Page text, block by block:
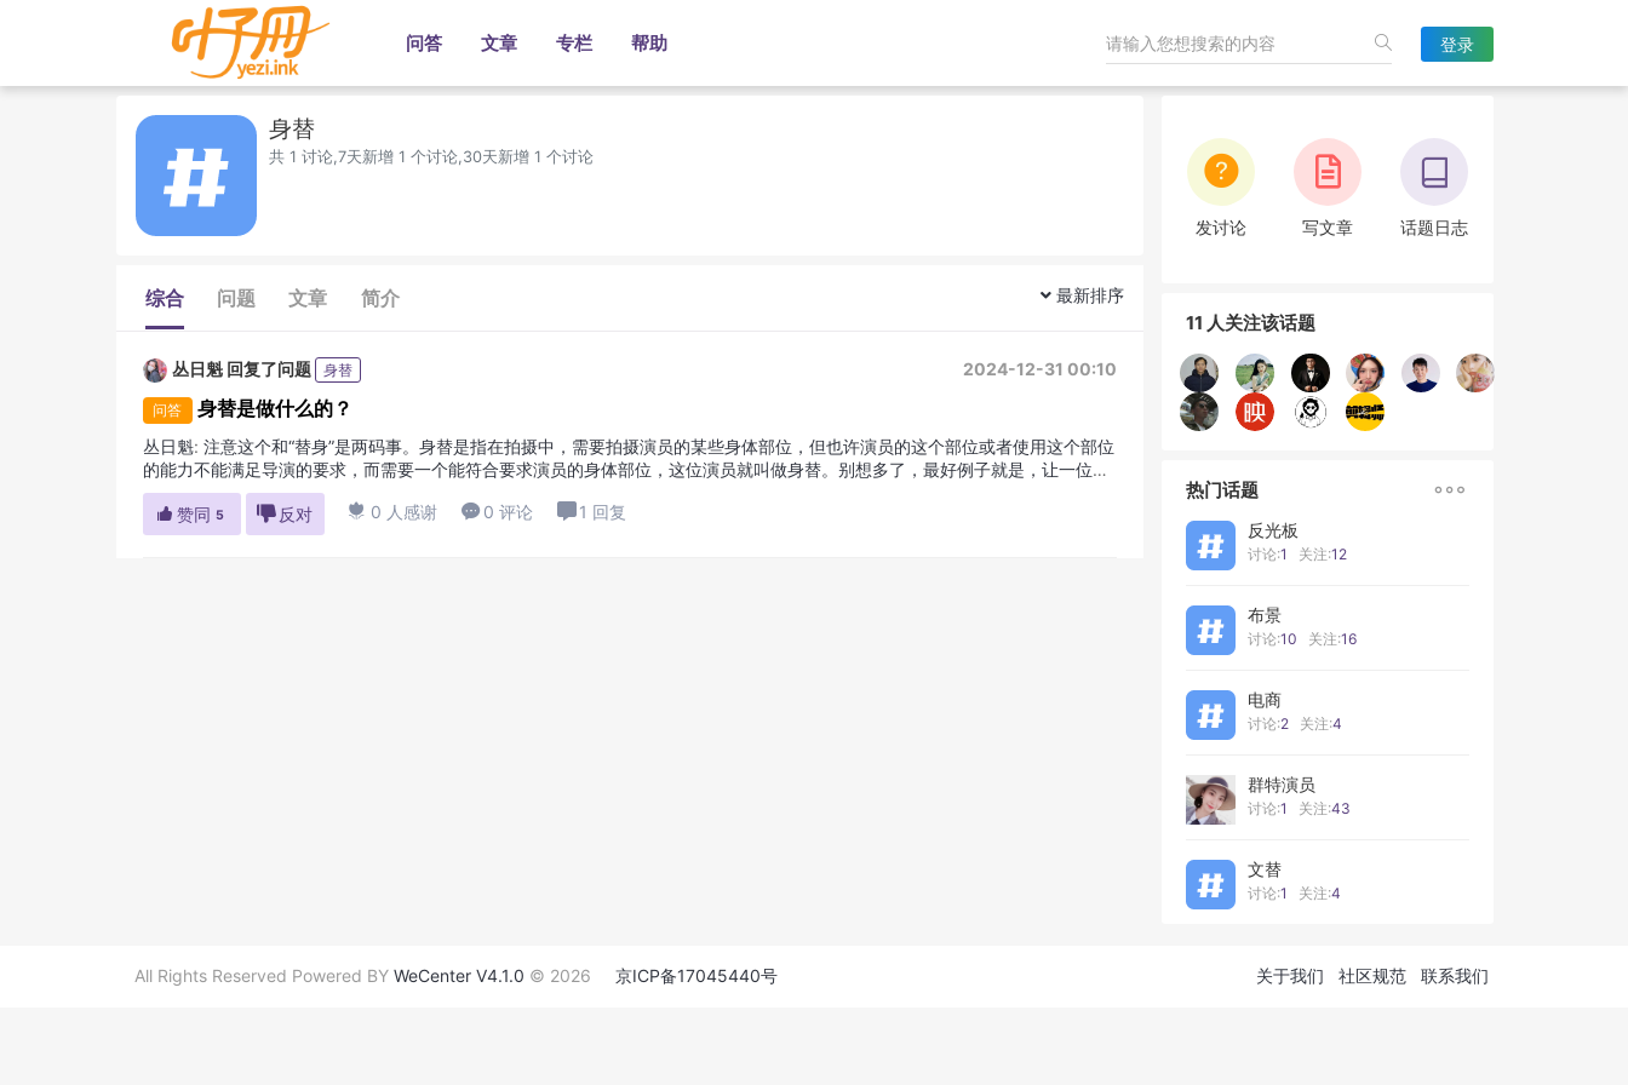
问答 文章 专栏 帮助 登录
身替
共 1 讨论,7天新增 1 个讨论,30天新增 1 个讨论
综合 问题 文章 简介 最新排序
丛日魁 回复了问题 2024-12-31 00:10
身替
问答 身替是做什么的？
丛日魁: 注意这个和“替身”是两码事。身替是指在拍摄中，需要拍摄演员的某些身体部位，但也许演员的这个部位或者使用这个部位
的能力不能满足导演的要求，而需要一个能符合要求演员的身体部位，这位演员就叫做身替。别想多了，最好例子就是，让一位知
名的演员去演魔术师，但他的手可能无法达到魔术师的水平，所以可能会雇佣一位真正...
 赞同 5  反对  0 人感谢  0 评论 1 回复
发讨论 写文章 话题日志
11 人关注该话题
热门话题 
反光板
讨论:1 关注:12
布景
讨论:10 关注:16
电商
讨论:2 关注:4
群特演员
讨论:1 关注:43
文替
讨论:1 关注:4
All Rights Reserved Powered BY WeCenter V4.1.0 © 2026 京ICP备17045440号 关于我们 社区规范 联系我们